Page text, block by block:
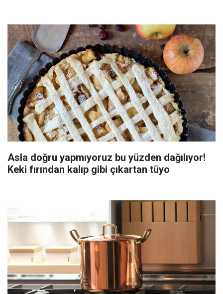
Asla doğru yapmıyoruz bu yüzden dağılıyor!
Keki fırından kalıp gibi çıkartan tüyo